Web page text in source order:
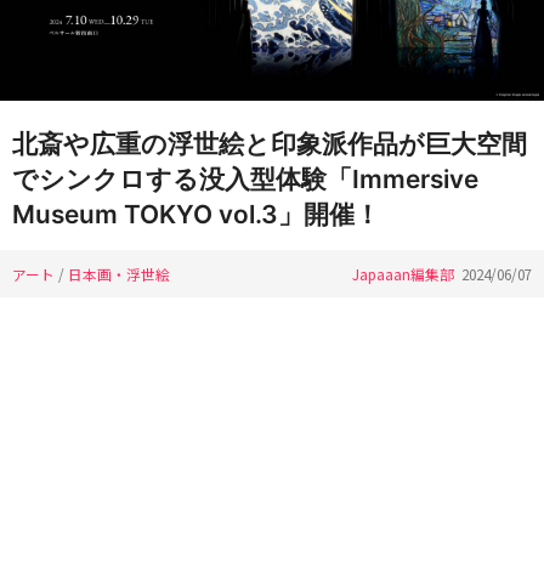
北斎や広重の浮世絵と印象派作品が巨大空間
でシンクロする没入型体験「Immersive
Museum TOKYO vol.3」開催！
アート / 日本画・浮世絵 Japaaan編集部 2024/06/07